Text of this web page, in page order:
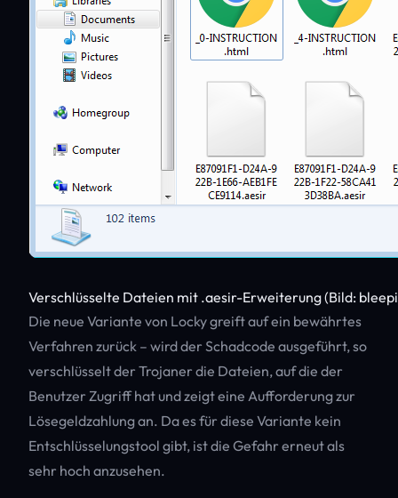
Verschlüsselte Dateien mit .aesir-Erweiterung (Bild:
Die neue Variante von Locky greift auf ein bewährtes
Verfahren zurück – wird der Schadcode ausgeführt, so
verschlüsselt der Trojaner die Dateien, auf die der
Benutzer Zugriff hat und zeigt eine Aufforderung zur
Lösegeldzahlung an. Da es für diese Variante kein
Entschlüsselungstool gibt, ist die Gefahr erneut als
sehr hoch anzusehen.